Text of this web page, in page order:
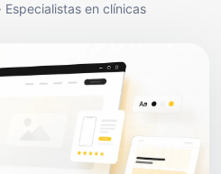
Especialistas en clínicas